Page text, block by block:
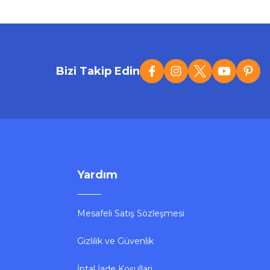
Bizi Takip Edin
Yardım
Mesafeli Satış Sözleşmesi
Gizlilik ve Güvenlik